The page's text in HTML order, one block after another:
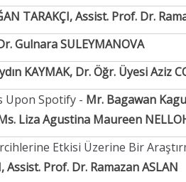
TARAKÇI, Assist. Prof. Dr.
Gulnara SULEYMANOVA
KAYMAK, Dr. Öğr. Üyesi Aziz
Upon Spotify - Mr. Bagawan
Liza Agustina Maureen
Etkisi Üzerine Bir
Assist. Prof. Dr. Ramazan ASLAN